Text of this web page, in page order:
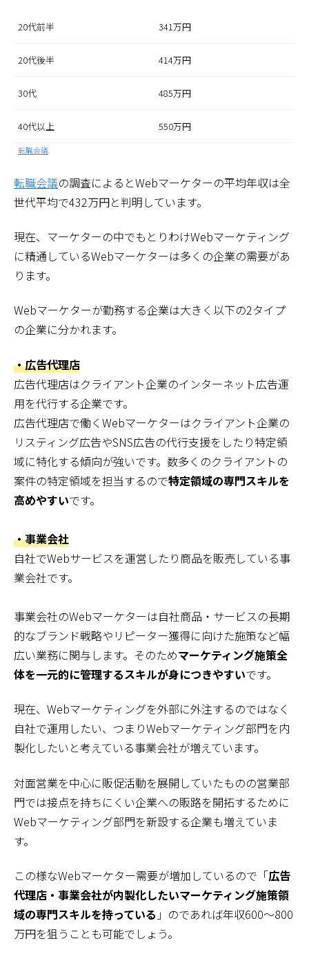
20代前半 341万円
20代後半 414万円
30代 485万円
40代以上 550万円
転職会議
転職会議の調査によるとWebマーケターの平均年収は全
世代平均で432万円と判明しています。
現在、マーケターの中でもとりわけWebマーケティング
に精通しているWebマーケターは多くの企業の需要があ
ります。
Webマーケターが勤務する企業は大きく以下の2タイプ
の企業に分かれます。
・広告代理店
広告代理店はクライアント企業のインターネット広告運
用を代行する企業です。
広告代理店で働くWebマーケターはクライアント企業の
リスティング広告やSNS広告の代行支援をしたり特定領
域に特化する傾向が強いです。数多くのクライアントの
案件の特定領域を担当するので特定領域の専門スキルを
高めやすいです。
・事業会社
自社でWebサービスを運営したり商品を販売している事
業会社です。
事業会社のWebマーケターは自社商品・サービスの長期
的なブランド戦略やリピーター獲得に向けた施策など幅
広い業務に関与します。そのためマーケティング施策全
体を一元的に管理するスキルが身につきやすいです。
現在、Webマーケティングを外部に外注するのではなく
自社で運用したい、つまりWebマーケティング部門を内
製化したいと考えている事業会社が増えています。
対面営業を中心に販促活動を展開していたものの営業部
門では接点を持ちにくい企業への販路を開拓するために
Webマーケティング部門を新設する企業も増えていま
す。
この様なWebマーケター需要が増加しているので「広告
代理店・事業会社が内製化したいマーケティング施策領
域の専門スキルを持っている 」のであれば年収600～800
万円を狙うことも可能でしょう。